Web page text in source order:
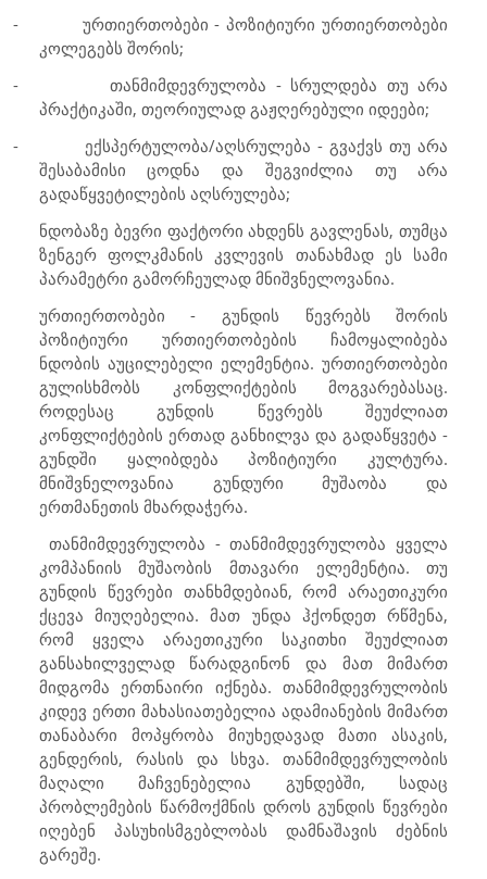
-
ურთიერთობები - პოზიტიური ურთიერთობები
კოლეგებს შორის;
-
თანმიმდევრულობა - სრულდება თუ არა
პრაქტიკაში, თეორიულად გაჟღერებული იდეები;
-
ექსპერტულობა/აღსრულება - გვაქვს თუ არა
შესაბამისი ცოდნა და შეგვიძლია თუ არა
გადაწყვეტილების აღსრულება;
ნდობაზე ბევრი ფაქტორი ახდენს გავლენას, თუმცა
ზენგერ ფოლკმანის კვლევის თანახმად ეს სამი
პარამეტრი გამორჩეულად მნიშვნელოვანია.
ურთიერთობები - გუნდის წევრებს შორის
პოზიტიური ურთიერთობების ჩამოყალიბება
ნდობის აუცილებელი ელემენტია. ურთიერთობები
გულისხმობს კონფლიქტების მოგვარებასაც.
როდესაც გუნდის წევრებს შეუძლიათ
კონფლიქტების ერთად განხილვა და გადაწყვეტა -
გუნდში ყალიბდება პოზიტიური კულტურა.
მნიშვნელოვანია გუნდური მუშაობა და
ერთმანეთის მხარდაჭერა.
თანმიმდევრულობა - თანმიმდევრულობა ყველა
კომპანიის მუშაობის მთავარი ელემენტია. თუ
გუნდის წევრები თანხმდებიან, რომ არაეთიკური
ქცევა მიუღებელია. მათ უნდა ჰქონდეთ რწმენა,
რომ ყველა არაეთიკური საკითხი შეუძლიათ
განსახილველად წარადგინონ და მათ მიმართ
მიდგომა ერთნაირი იქნება. თანმიმდევრულობის
კიდევ ერთი მახასიათებელია ადამიანების მიმართ
თანაბარი მოპყრობა მიუხედავად მათი ასაკის,
გენდერის, რასის და სხვა. თანმიმდევრულობის
მაღალი მაჩვენებელია გუნდებში, სადაც
პრობლემების წარმოქმნის დროს გუნდის წევრები
იღებენ პასუხისმგებლობას დამნაშავის ძებნის
გარეშე.